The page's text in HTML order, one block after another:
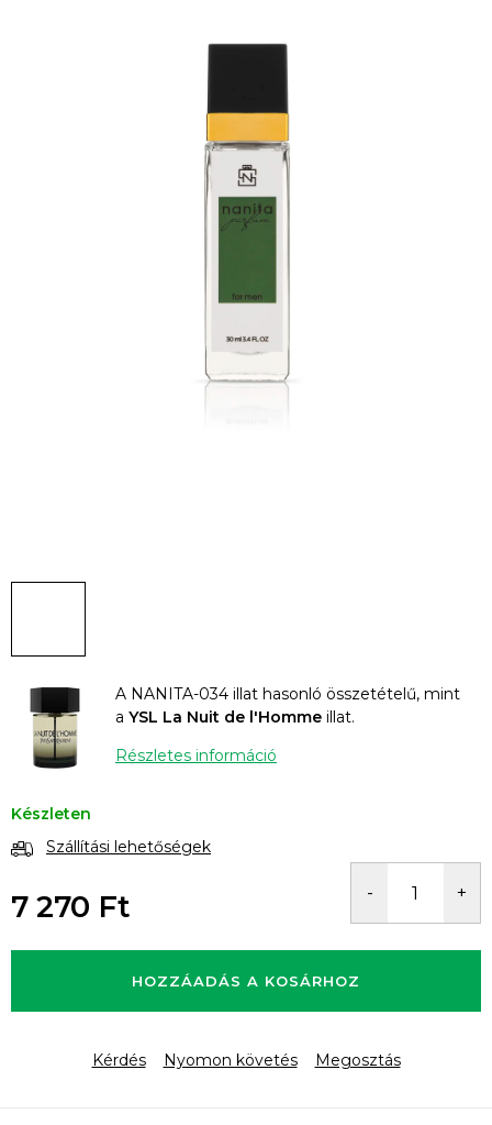
A NANITA-034 illat hasonló összetételű, mint
a YSL La Nuit de l'Homme illat.
Részletes információ
Készleten
Szállítási lehetőségek
7 270 Ft
HOZZÁADÁS A KOSÁRHOZ
Kérdés Nyomon követés Megosztás